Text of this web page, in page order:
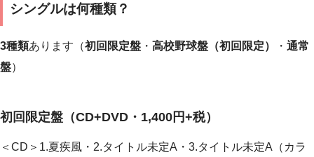
シングルは何種類？
3種類あります（初回限定盤 ・ 高校野球盤（初回限定） ・ 通常
盤）
初回限定盤（CD+DVD・1,400円+税）
＜CD＞1.夏疾風・2.タイトル未定A・3.タイトル未定A（カラ